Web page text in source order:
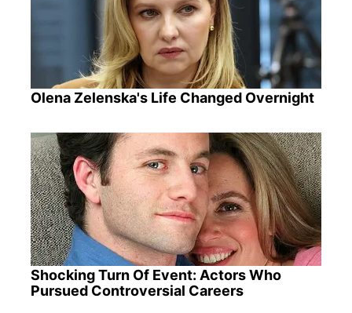
Olena Zelenska's Life Changed Overnight
Shocking Turn Of Event: Actors Who
Pursued Controversial Careers